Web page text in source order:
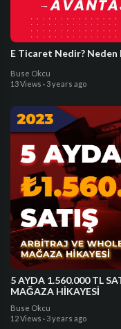
E Ticaret Nedir? Neden
Buse Okcu
13 Views · 3 years ago
5 AYDA 1.560.000 TL
MAĞAZA HİKAYESİ
Buse Okcu
12 Views · 3 years ago